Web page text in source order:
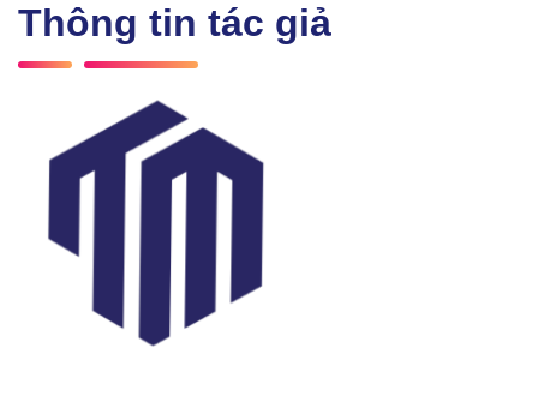
Thông tin tác giả